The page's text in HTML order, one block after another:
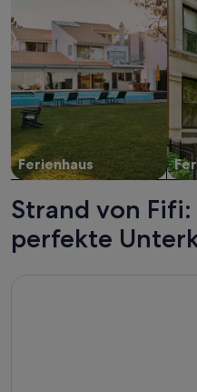
Ferienhaus
Strand von
perfekte
Weitere Infos zu Haven of